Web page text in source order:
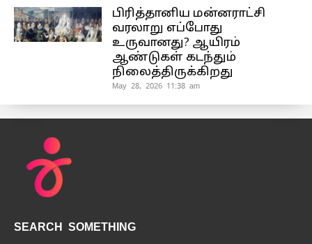
பிரித்தானிய மன்னராட்சி
வரலாறு எப்போது
உருவானது? ஆயிரம்
ஆண்டுகள் கடந்தும்
நிலைத்திருக்கிறது
May 28, 2026 11:38 am
SEARCH SOMETHING